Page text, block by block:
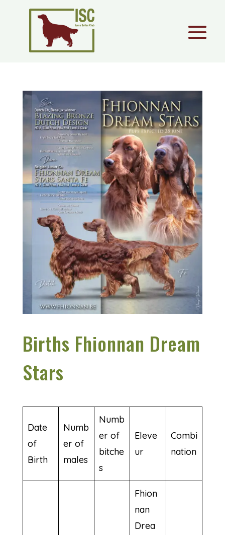
Births Fhionnan Dream
Stars
Date
of
Birth
Numb
er of
males
Numb
er of
bitche
s
Eleve
ur
Combi
nation
Fhion
nan
Drea